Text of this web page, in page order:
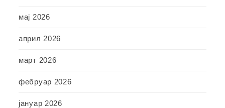
мај 2026
април 2026
март 2026
фебруар 2026
јануар 2026